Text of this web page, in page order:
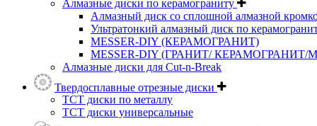
Алмазные диски по керамограниту
Алмазный диск со сплошной алмазной
Ультратонкий алмазный диск по
MESSER-DIY (КЕРАМОГРАНИТ)
MESSER-DIY (ГРАНИТ/ КЕРАМОГРАНИТ/
Алмазные диски для Cut-n-Break
Твердосплавные отрезные диски
ТСТ диски по металлу
ТСТ диски универсальные